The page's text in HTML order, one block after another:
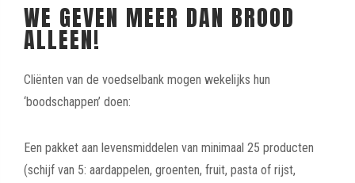
WE GEVEN MEER DAN BROOD
ALLEEN!
Cliënten van de voedselbank mogen wekelijks hun
‘boodschappen’ doen:
Een pakket aan levensmiddelen van minimaal 25 producten
(schijf van 5: aardappelen, groenten, fruit, pasta of rijst,